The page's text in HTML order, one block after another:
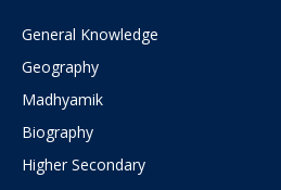
General Knowledge
Geography
Madhyamik
Biography
Higher Secondary